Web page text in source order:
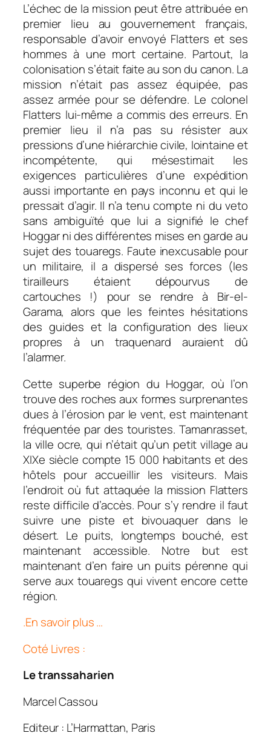
L’échec de la mission peut être attribuée en
premier lieu au gouvernement français,
responsable d’avoir envoyé Flatters et ses
hommes à une mort certaine. Partout, la
colonisation s’était faite au son du canon. La
mission n’était pas assez équipée, pas
assez armée pour se défendre. Le colonel
Flatters lui-même a commis des erreurs. En
premier lieu il n’a pas su résister aux
pressions d’une hiérarchie civile, lointaine et
incompétente, qui mésestimait les
exigences particulières d’une expédition
aussi importante en pays inconnu et qui le
pressait d’agir. Il n’a tenu compte ni du veto
sans ambiguïté que lui a signifié le chef
Hoggar ni des différentes mises en garde au
sujet des touaregs. Faute inexcusable pour
un militaire, il a dispersé ses forces (les
tirailleurs étaient dépourvus de
cartouches !) pour se rendre à Bir-el-
Garama, alors que les feintes hésitations
des guides et la configuration des lieux
propres à un traquenard auraient dû
l’alarmer.
Cette superbe région du Hoggar, où l’on
trouve des roches aux formes surprenantes
dues à l’érosion par le vent, est maintenant
fréquentée par des touristes. Tamanrasset,
la ville ocre, qui n’était qu’un petit village au
XIXe siècle compte 15 000 habitants et des
hôtels pour accueillir les visiteurs. Mais
l’endroit où fut attaquée la mission Flatters
reste difficile d’accès. Pour s’y rendre il faut
suivre une piste et bivouaquer dans le
désert. Le puits, longtemps bouché, est
maintenant accessible. Notre but est
maintenant d’en faire un puits pérenne qui
serve aux touaregs qui vivent encore cette
région.
.En savoir plus …
Coté Livres :
Le transsaharien
Marcel Cassou
Editeur : L’Harmattan, Paris